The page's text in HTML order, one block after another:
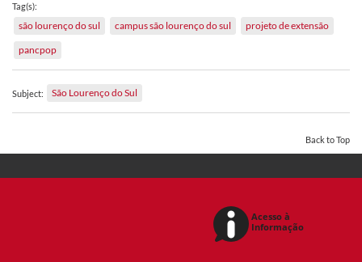
Tag(s):
são lourenço do sul campus são lourenço do sul
projeto de extensão
pancpop
Subject: São Lourenço do Sul
Back to Top